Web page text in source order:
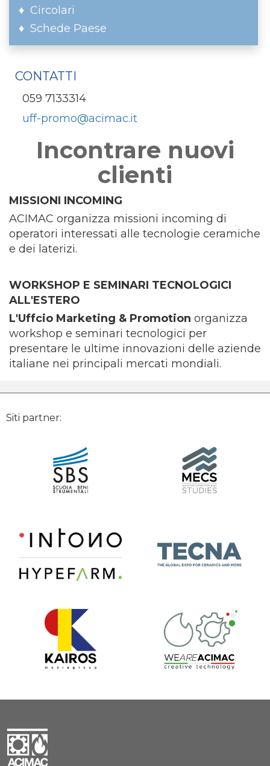
Circolari
Schede Paese
CONTATTI
059 7133314
uff-promo@acimac.it
Incontrare nuovi
clienti
MISSIONI INCOMING
ACIMAC organizza missioni incoming di
operatori interessati alle tecnologie ceramiche
e dei laterizi.
WORKSHOP E SEMINARI TECNOLOGICI
ALL'ESTERO
L'Uffcio Marketing & Promotion organizza
workshop e seminari tecnologici per
presentare le ultime innovazioni delle aziende
italiane nei principali mercati mondiali.
Siti partner: